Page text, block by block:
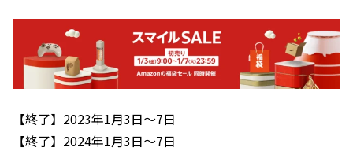
【終了】2023年1月3日～7日
【終了】2024年1月3日～7日